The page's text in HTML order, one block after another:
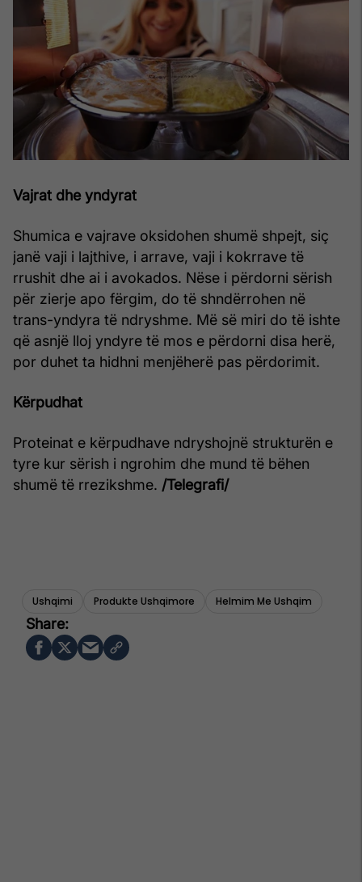
Vajrat dhe yndyrat
Shumica e vajrave oksidohen shumë shpejt, siç
janë vaji i lajthive, i arrave, vaji i kokrrave të
rrushit dhe ai i avokados. Nëse i përdorni sërish
për zierje apo fërgim, do të shndërrohen në
trans-yndyra të ndryshme. Më së miri do të ishte
që asnjë lloj yndyre të mos e përdorni disa herë,
por duhet ta hidhni menjëherë pas përdorimit.
Kërpudhat
Proteinat e kërpudhave ndryshojnë strukturën e
tyre kur sërish i ngrohim dhe mund të bëhen
shumë të rrezikshme. /Telegrafi/
Ushqimi Produkte Ushqimore Helmim Me Ushqim